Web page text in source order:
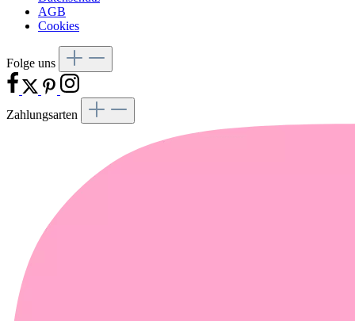
AGB
Cookies
Folge uns
Zahlungsarten